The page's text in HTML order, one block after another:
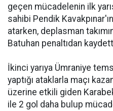
geçen mücadelenin ilk
sahibi Pendik
atarken, deplasman
Batuhan penaltıdan
İkinci yarıya Ümraniye
yaptığı ataklarla maçı
üzerine etkili giden
ile 2 gol daha bulup